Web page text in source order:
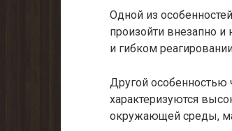
Одной из
произойти внезапно
и гибком
Другой особенностью
характеризуются
окружающей среды,